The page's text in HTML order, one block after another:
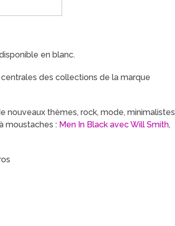
en blanc.
des collections de la marque
nouveaux thèmes, rock, mode, minimalistes
moustaches : Men In Black avec Will Smith,